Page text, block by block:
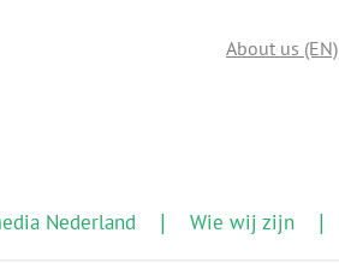
About us (EN)
Nederland Wie wij zijn